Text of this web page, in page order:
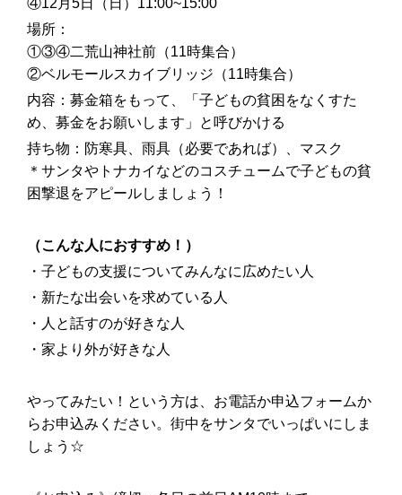
④12月5日（日）11:00~15:00
場所：
①③④二荒山神社前（11時集合）
②ベルモールスカイブリッジ（11時集合）
内容：募金箱をもって、「子どもの貧困をなくすた
め、募金をお願いします」と呼びかける
持ち物：防寒具、雨具（必要であれば）、マスク
＊サンタやトナカイなどのコスチュームで子どもの貧
困撃退をアピールしましょう！
（こんな人におすすめ！）
・子どもの支援についてみんなに広めたい人
・新たな出会いを求めている人
・人と話すのが好きな人
・家より外が好きな人
やってみたい！という方は、お電話か申込フォームか
らお申込みください。街中をサンタでいっぱいにしま
しょう☆